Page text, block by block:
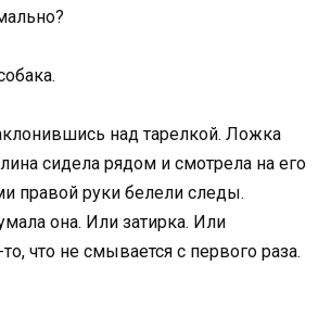
над тарелкой. Ложка
сидела рядом и смотрела на его
правой руки белели следы.
она. Или затирка. Или
что не смывается с первого раза.